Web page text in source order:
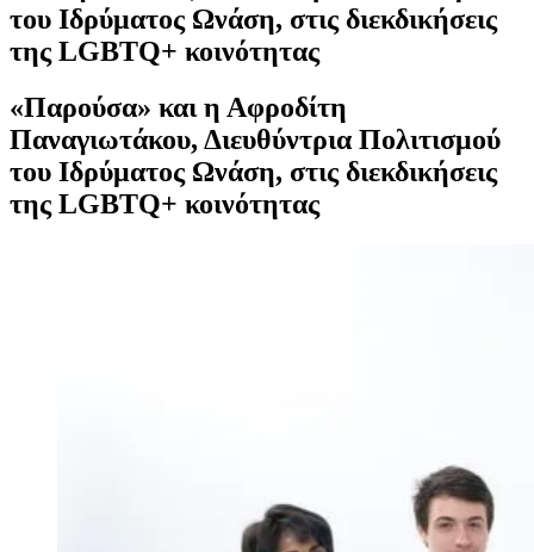
του Ιδρύματος Ωνάση, στις διεκδικήσεις
της LGBTQ+ κοινότητας
«Παρούσα» και η Αφροδίτη
Παναγιωτάκου, Διευθύντρια Πολιτισμού
του Ιδρύματος Ωνάση, στις διεκδικήσεις
της LGBTQ+ κοινότητας